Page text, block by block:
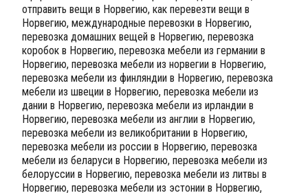
отправить вещи в Норвегию, как перевезти вещи в
Норвегию, международные перевозки в Норвегию,
перевозка домашних вещей в Норвегию, перевозка
коробок в Норвегию, перевозка мебели из германии в
Норвегию, перевозка мебели из норвегии в Норвегию,
перевозка мебели из финляндии в Норвегию, перевозка
мебели из швеции в Норвегию, перевозка мебели из
дании в Норвегию, перевозка мебели из ирландии в
Норвегию, перевозка мебели из англии в Норвегию,
перевозка мебели из великобритании в Норвегию,
перевозка мебели из россии в Норвегию, перевозка
мебели из беларуси в Норвегию, перевозка мебели из
белоруссии в Норвегию, перевозка мебели из литвы в
Норвегию, перевозка мебели из эстонии в Норвегию,